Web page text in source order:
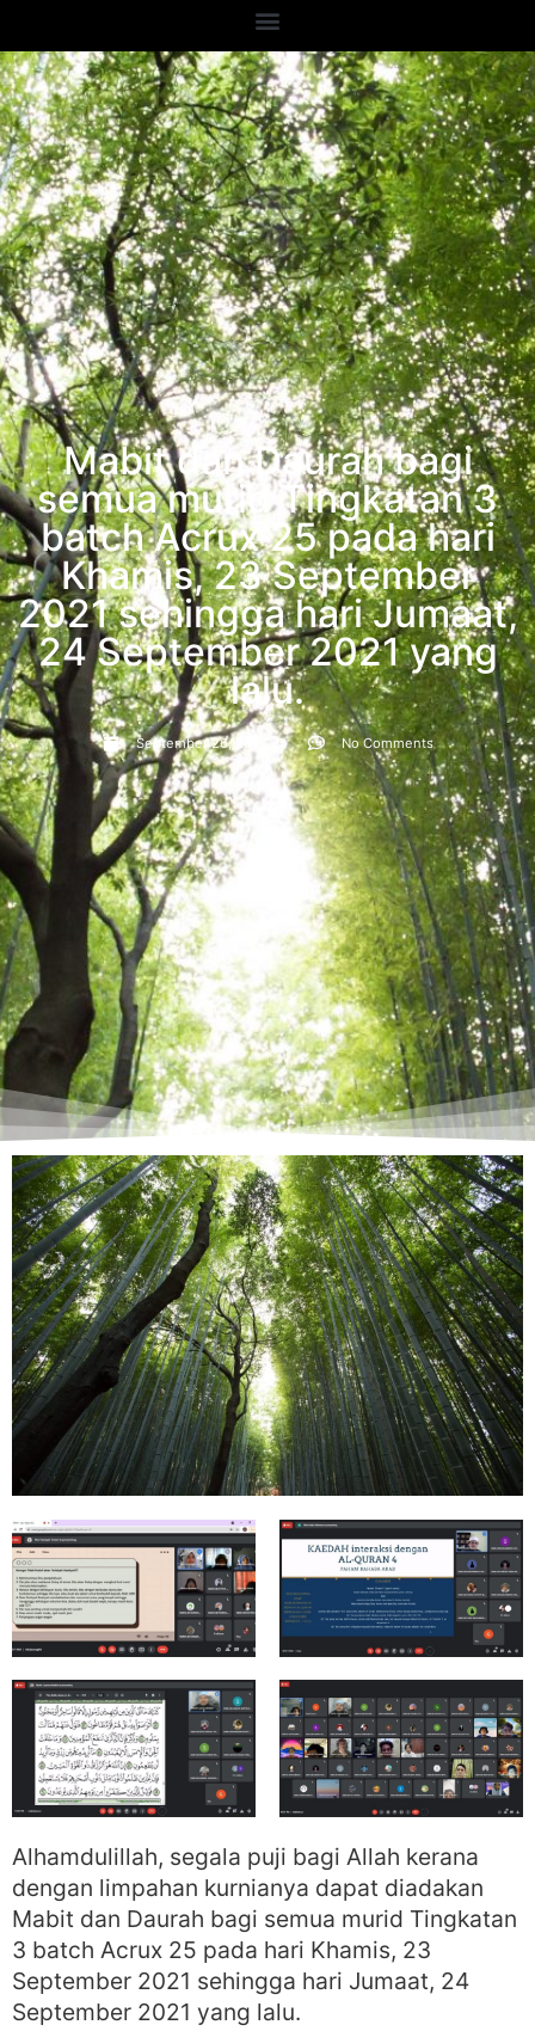
Mabit dan Daurah bagi
semua murid Tingkatan 3
batch Acrux 25 pada hari
Khamis, 23 September
2021 sehingga hari Jumaat,
24 September 2021 yang
lalu.
September 26, 2021 No Comments
Alhamdulillah, segala puji bagi Allah kerana
dengan limpahan kurnianya dapat diadakan
Mabit dan Daurah bagi semua murid Tingkatan
3 batch Acrux 25 pada hari Khamis, 23
September 2021 sehingga hari Jumaat, 24
September 2021 yang lalu.